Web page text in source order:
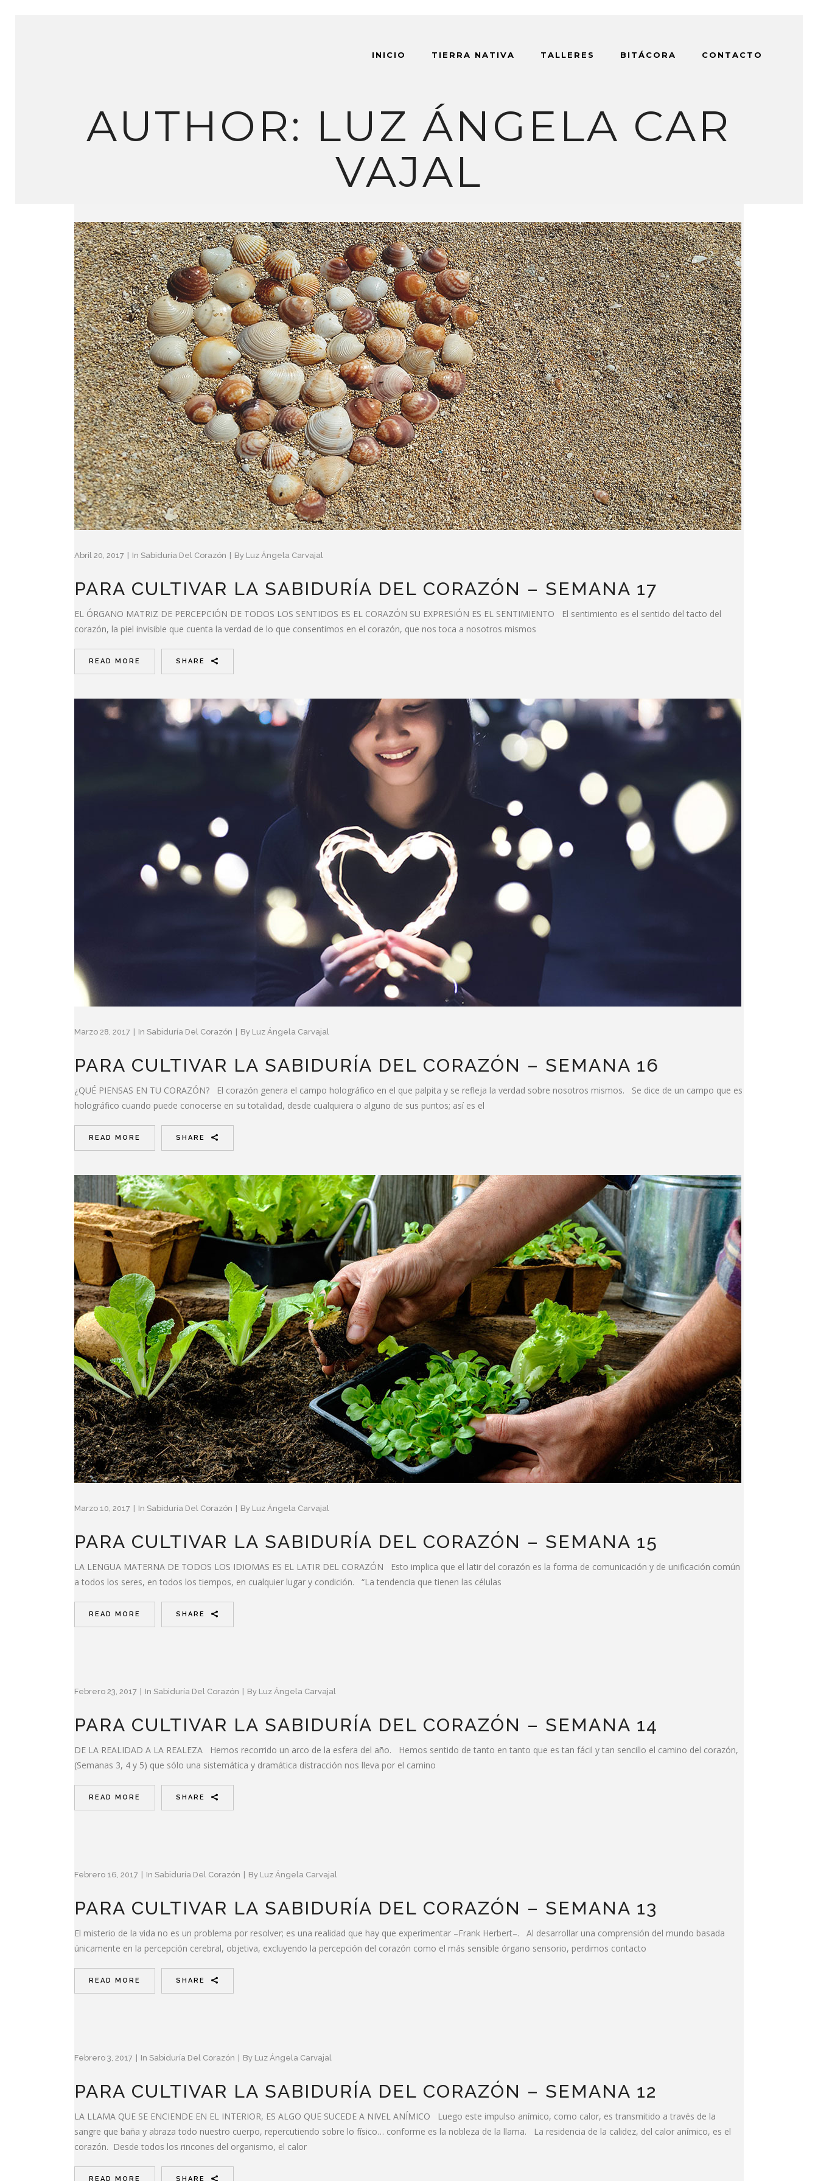
INICIO TIERRA NATIVA TALLERES BITÁCORA CONTACTO
AUTHOR: LUZ ÁNGELA CAR
VAJAL
Abril 20, 2017 In Sabiduría Del Corazón By Luz Ángela Carvajal
PARA CULTIVAR LA SABIDURÍA DEL CORAZÓN – SEMANA 17
EL ÓRGANO MATRIZ DE PERCEPCIÓN DE TODOS LOS SENTIDOS ES EL CORAZÓN SU EXPRESIÓN ES EL SENTIMIENTO El sentimiento es el sentido del tacto del
corazón, la piel invisible que cuenta la verdad de lo que consentimos en el corazón, que nos toca a nosotros mismos
READ MORE SHARE
Marzo 28, 2017 In Sabiduría Del Corazón By Luz Ángela Carvajal
PARA CULTIVAR LA SABIDURÍA DEL CORAZÓN – SEMANA 16
¿QUÉ PIENSAS EN TU CORAZÓN? El corazón genera el campo holográfico en el que palpita y se refleja la verdad sobre nosotros mismos. Se dice de un campo que es
holográfico cuando puede conocerse en su totalidad, desde cualquiera o alguno de sus puntos; así es el
READ MORE SHARE
Marzo 10, 2017 In Sabiduría Del Corazón By Luz Ángela Carvajal
PARA CULTIVAR LA SABIDURÍA DEL CORAZÓN – SEMANA 15
LA LENGUA MATERNA DE TODOS LOS IDIOMAS ES EL LATIR DEL CORAZÓN Esto implica que el latir del corazón es la forma de comunicación y de unificación común
a todos los seres, en todos los tiempos, en cualquier lugar y condición. “La tendencia que tienen las células
READ MORE SHARE
Febrero 23, 2017 In Sabiduría Del Corazón By Luz Ángela Carvajal
PARA CULTIVAR LA SABIDURÍA DEL CORAZÓN – SEMANA 14
DE LA REALIDAD A LA REALEZA Hemos recorrido un arco de la esfera del año. Hemos sentido de tanto en tanto que es tan fácil y tan sencillo el camino del corazón,
(Semanas 3, 4 y 5) que sólo una sistemática y dramática distracción nos lleva por el camino
READ MORE SHARE
Febrero 16, 2017 In Sabiduría Del Corazón By Luz Ángela Carvajal
PARA CULTIVAR LA SABIDURÍA DEL CORAZÓN – SEMANA 13
El misterio de la vida no es un problema por resolver; es una realidad que hay que experimentar –Frank Herbert–. Al desarrollar una comprensión del mundo basada
únicamente en la percepción cerebral, objetiva, excluyendo la percepción del corazón como el más sensible órgano sensorio, perdimos contacto
READ MORE SHARE
Febrero 3, 2017 In Sabiduría Del Corazón By Luz Ángela Carvajal
PARA CULTIVAR LA SABIDURÍA DEL CORAZÓN – SEMANA 12
LA LLAMA QUE SE ENCIENDE EN EL INTERIOR, ES ALGO QUE SUCEDE A NIVEL ANÍMICO Luego este impulso anímico, como calor, es transmitido a través de la
sangre que baña y abraza todo nuestro cuerpo, repercutiendo sobre lo físico… conforme es la nobleza de la llama. La residencia de la calidez, del calor anímico, es el
corazón. Desde todos los rincones del organismo, el calor
READ MORE SHARE